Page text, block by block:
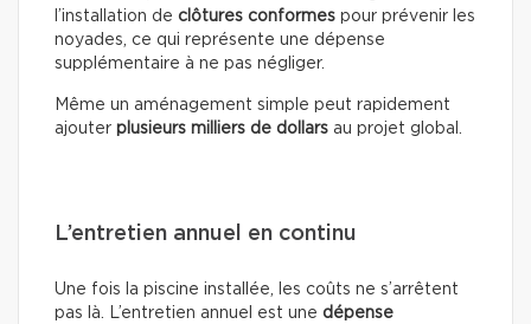
l’installation de clôtures conformes pour prévenir les
noyades, ce qui représente une dépense
supplémentaire à ne pas négliger.
Même un aménagement simple peut rapidement
ajouter plusieurs milliers de dollars au projet global.
L’entretien annuel en continu
Une fois la piscine installée, les coûts ne s’arrêtent
pas là. L’entretien annuel est une dépense